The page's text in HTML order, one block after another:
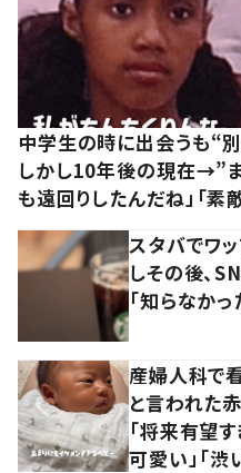
中学生の時に出会うも“
しかし10年後の現在→”
も遠回りしたんだね」「素
スタバでワ
しその後、
「知らなかっ
産婦人科で
と言われた
「将来有望
可愛い」「渋